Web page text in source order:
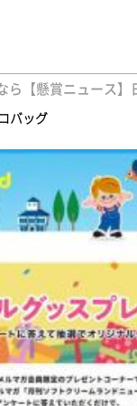
【懸賞ニュース
バッグ